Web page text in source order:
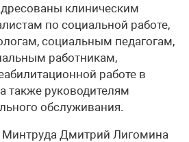
клиническим
по социальной работе,
социальным педагогам,
работникам,
работе в
также руководителям
обслуживания.
Минтруда Дмитрий Лигомина